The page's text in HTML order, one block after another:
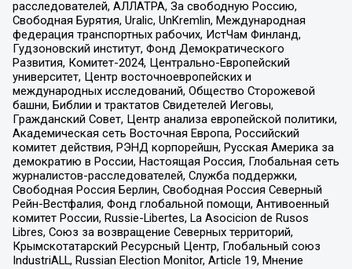
расследователей, АЛЛАТРА, За свободную Россию,
Свободная Бурятия, Uralic, UnKremlin, Международная
федерация транспортных рабочих, ИстЧам Финланд,
Гудзоновский институт, Фонд Демократического
Развития, Комитет-2024, Центрально-Европейский
университет, Центр восточноевропейских и
международных исследований, Общество Сторожевой
башни, Библии и трактатов Свидетелей Иеговы,
Гражданский Совет, Центр анализа европейской политики,
Академическая сеть Восточная Европа, Российский
комитет действия, РЭНД корпорейшн, Русская Америка за
демократию в России, Настоящая Россия, Глобальная сеть
журналистов-расследователей, Служба поддержки,
Свободная Россия Берлин, Свободная Россия Северный
Рейн-Вестфалия, Фонд глобальной помощи, Антивоенный
комитет России, Russie-Libertes, La Asocicion de Rusos
Libres, Союз за возвращение Северных территорий,
Крымскотатарский Ресурсный Центр, Глобальный союз
IndustriALL, Russian Election Monitor, Article 19, Мнение